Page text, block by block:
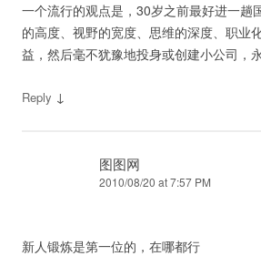
一个流行的观点是，30岁之前最好进一趟
的高度、视野的宽度、思维的深度、职业
益，然后毫不犹豫地投身或创建小公司，
Reply ↓
图图网
2010/08/20 at 7:57 PM
新人锻炼是第一位的，在哪都行